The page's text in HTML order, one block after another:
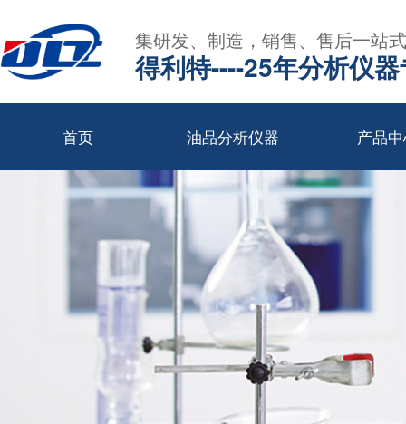
集研发、制造，销售、售后一站
得利特----25年分析仪
首页 油品分析仪器 产品